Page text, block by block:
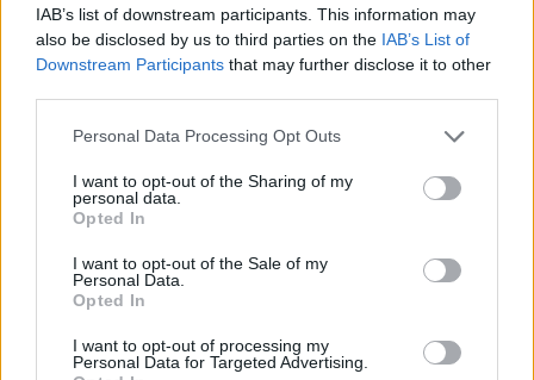
IAB’s list of downstream participants. This information may
also be disclosed by us to third parties on the IAB’s List of
Downstream Participants that may further disclose it to other
Personal Data Processing Opt Outs
I want to opt-out of the Sharing of my
personal data.
Opted In
I want to opt-out of the Sale of my
Personal Data.
Opted In
I want to opt-out of processing my
Personal Data for Targeted Advertising.